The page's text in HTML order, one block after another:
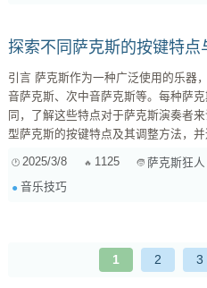
探索不同萨克斯的按键特点
引言 萨克斯作为一种广泛使用的乐器，其种类繁多，包括高音萨克斯、中
音萨克斯、次中音萨克斯等。每种萨
同，了解这些特点对于萨克斯演奏者
型萨克斯的按键特点及其调整方法，
（Soprano Saxophone）以其明亮、
音乐中。其按键设计相对紧凑，适合
2025/3/8 1125 萨克斯狂人
音乐技巧
1 2 3